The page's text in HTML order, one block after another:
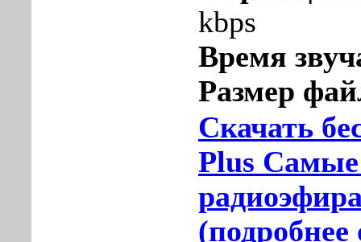
kbps
Время
Размер
Скачать
Plus Самые
(подробнее